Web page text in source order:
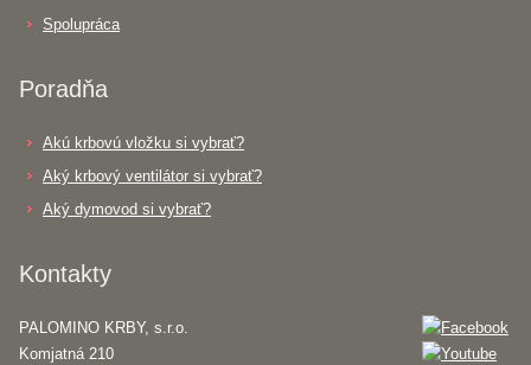
Spolupráca
Poradňa
Akú krbovú vložku si vybrať?
Aký krbový ventilátor si vybrať?
Aký dymovod si vybrať?
Kontakty
PALOMINO KRBY, s.r.o.
Komjatná 210